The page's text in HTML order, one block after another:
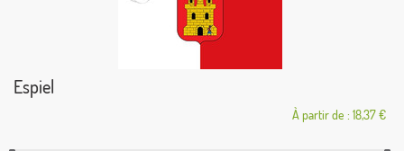
Espiel
À partir de : 18,37 €